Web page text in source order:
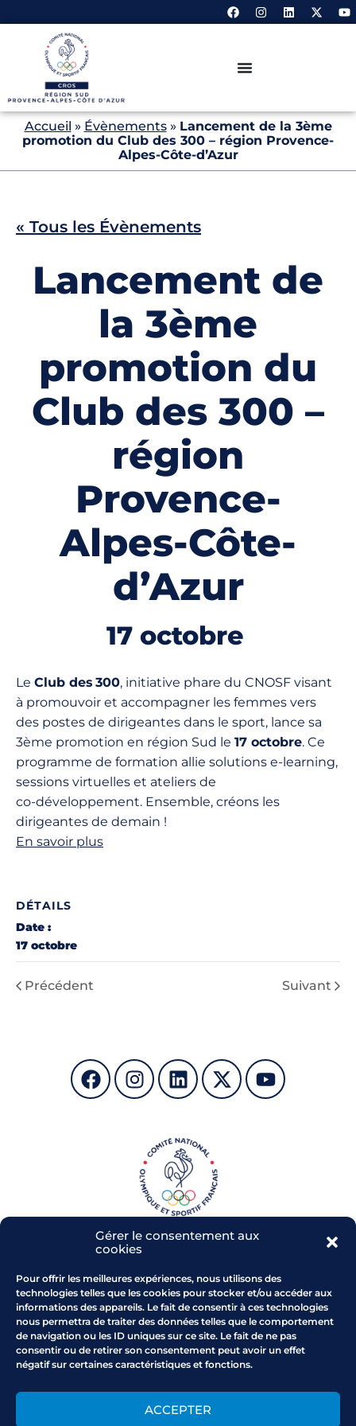
Gérer le consentement aux
cookies
Pour offrir les meilleures expériences, nous utilisons des
technologies telles que les cookies pour stocker et/ou accéder aux
informations des appareils. Le fait de consentir à ces technologies
nous permettra de traiter des données telles que le comportement
de navigation ou les ID uniques sur ce site. Le fait de ne pas
consentir ou de retirer son consentement peut avoir un effet
négatif sur certaines caractéristiques et fonctions.
ACCEPTER
Accueil » Évènements» Lancement de la 3ème
promotion du Club des 300 – région Provence-
Alpes-Côte-d’Azur
« Tous les Évènements
Lancement de
la 3ème
promotion du
Club des 300 –
région
Provence-
Alpes-Côte-
d’Azur
17 octobre
Le Club des 300, initiative phare du CNOSF visant
à promouvoir et accompagner les femmes vers
des postes de dirigeantes dans le sport, lance sa
3ème promotion en région Sud le 17 octobre. Ce
programme de formation allie solutions e‑learning,
sessions virtuelles et ateliers de
co‑développement. Ensemble, créons les
dirigeantes de demain !
En savoir plus
DÉTAILS
Date :
17 octobre
Précédent Suivant
Parc de l'Arbois - RD 543
13 480 CABRIES
Comment venir au CROS
Horaires : du lundi au vendredi
0442102200